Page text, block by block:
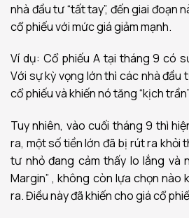
nhà đầu tư “tất tay”, đến giai đoạn
cổ phiếu với mức giá giảm mạnh.
Ví dụ: Cổ phiếu A tại tháng 9 có
Với sự kỳ vọng lớn thì các nhà đầu
cổ phiếu và khiến nó tăng “kịch
Tuy nhiên, vào cuối tháng 9 thì
ra, một số tiền lớn đã bị rút ra khỏi
tư nhỏ đang cảm thấy lo lắng và
Margin” , không còn lựa chọn nào
ra. Điều này đã khiến cho giá cổ